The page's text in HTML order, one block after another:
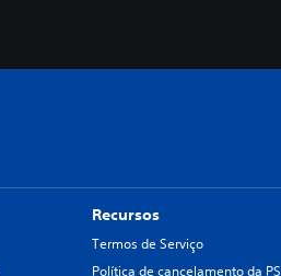
Recursos
Termos de Serviço
Política de cancelamento da PS